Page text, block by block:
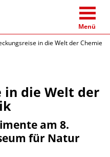
Menü
in die Welt der Chemie
in die Welt der
am 8.
für Natur